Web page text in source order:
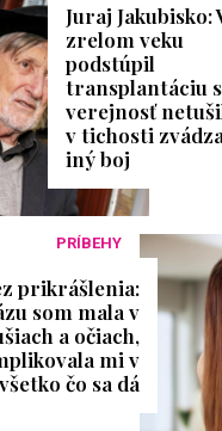
Juraj Jakubisko:
zrelom veku
podstúpil
transplantáciu
verejnosť
v tichosti
iný boj
PRÍBEHY
prikrášlenia:
som mala v
a očiach,
mi v
čo sa dá